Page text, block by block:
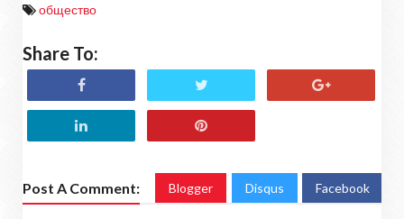
общество
Share To:
Post A Comment: Blogger Disqus Facebook